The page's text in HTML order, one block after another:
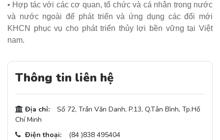
• Hợp tác với các cơ quan, tổ chức và cá nhân trong nước
và nước ngoài để phát triển và ứng dụng các đổi mới
KHCN phục vụ cho phát triển thủy lợi bền vững tại Việt
nam.
Thông tin liên hệ
Địa chỉ:
Số 72, Trần Văn Danh, P.13, Q.Tân Bình, Tp.Hồ
Chí Minh
Điện thoại:
(84 )838 495404